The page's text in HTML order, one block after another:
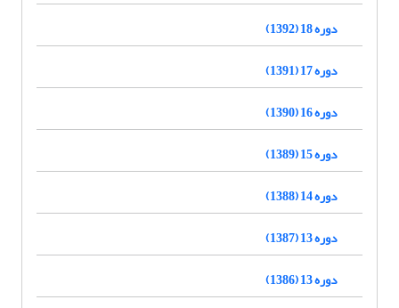
دوره 18 (1392)
دوره 17 (1391)
دوره 16 (1390)
دوره 15 (1389)
دوره 14 (1388)
دوره 13 (1387)
دوره 13 (1386)